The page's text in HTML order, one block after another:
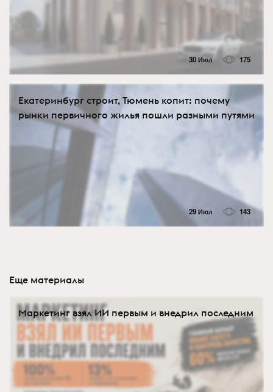
30 Июл 175
Екатеринбург строит, Тюмень копит: почему
рынки первичного жилья пошли разными путями
29 Июл 143
Еще материалы
Маркетинг взял ИИ первым и внедрил последним